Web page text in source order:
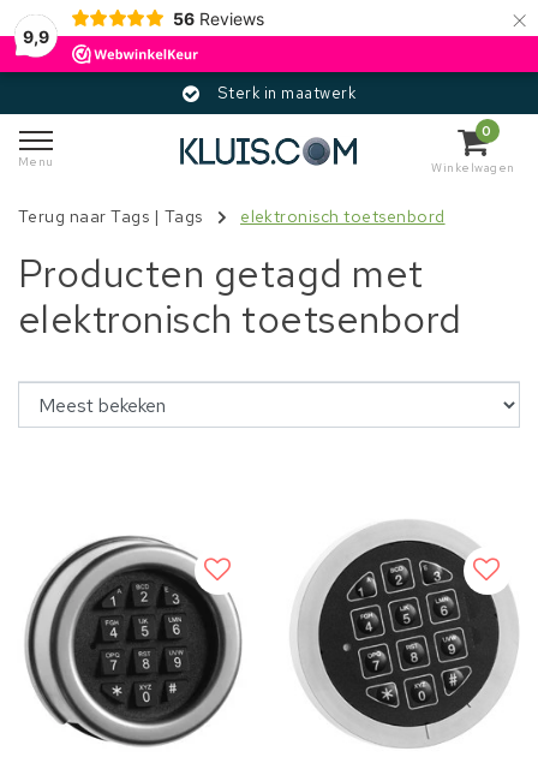
9,9
56 Reviews ×
Sterk in maatwerk
Menu
0
Winkelwagen
Terug naar Tags | Tags elektronisch toetsenbord
Producten getagd met
elektronisch toetsenbord